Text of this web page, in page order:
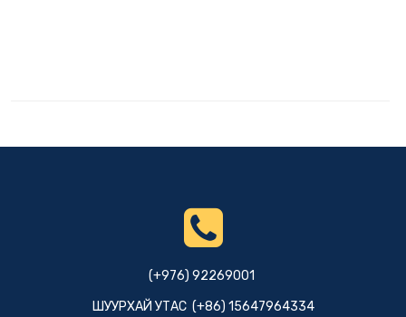
(+976) 92269001
ШУУРХАЙ УТАС (+86) 15647964334